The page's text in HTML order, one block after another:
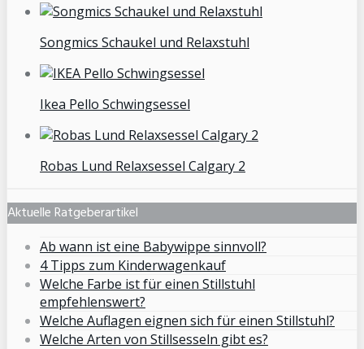
Songmics Schaukel und Relaxstuhl
Ikea Pello Schwingsessel
Robas Lund Relaxsessel Calgary 2
Aktuelle Ratgeberartikel
Ab wann ist eine Babywippe sinnvoll?
4 Tipps zum Kinderwagenkauf
Welche Farbe ist für einen Stillstuhl
empfehlenswert?
Welche Auflagen eignen sich für einen Stillstuhl?
Welche Arten von Stillsesseln gibt es?